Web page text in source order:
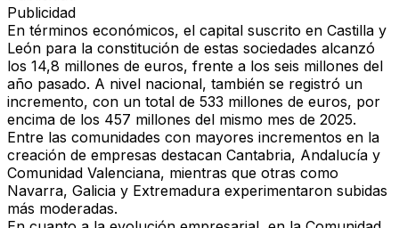
Publicidad
En términos económicos, el capital suscrito en Castilla y
León para la constitución de estas sociedades alcanzó
los 14,8 millones de euros, frente a los seis millones del
año pasado. A nivel nacional, también se registró un
incremento, con un total de 533 millones de euros, por
encima de los 457 millones del mismo mes de 2025.
Entre las comunidades con mayores incrementos en la
creación de empresas destacan Cantabria, Andalucía y
Comunidad Valenciana, mientras que otras como
Navarra, Galicia y Extremadura experimentaron subidas
más moderadas.